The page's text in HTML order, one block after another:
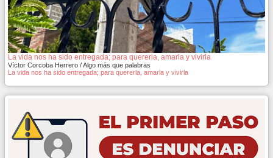
La vida nos ha sido entregada; para quererla, amarla y vivirla
Víctor Corcoba Herrero / Algo más que palabras
La vida nos ha sido entregada; para quererla, amarla y vivirla